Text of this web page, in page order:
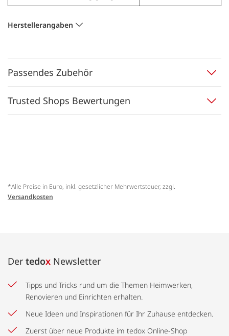
Herstellerangaben
Passendes Zubehör
Trusted Shops Bewertungen
*Alle Preise in Euro, inkl. gesetzlicher Mehrwertsteuer, zzgl.
Versandkosten
Der tedox Newsletter
Tipps und Tricks rund um die Themen Heimwerken,
Renovieren und Einrichten erhalten.
Neue Ideen und Inspirationen für Ihr Zuhause entdecken.
Zuerst über neue Produkte im tedox Online-Shop